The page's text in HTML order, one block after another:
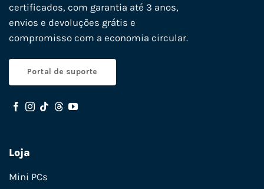
certificados, com garantia até 3 anos,
envios e devoluções grátis e
compromisso com a economia circular.
Portal de suporte
Loja
Mini PCs